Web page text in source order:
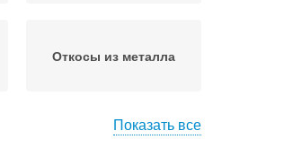
Откосы из металла
Показать все